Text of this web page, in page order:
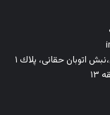
آدرس: تهران - خیابان میرداماد، خیابان مصدق جنوبی،نبش اتوبان حقانی، پلاك ١